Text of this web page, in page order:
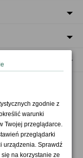
zgodnie z
warunki
Twojej przeglądarce.
przeglądarki
urządzenia. Sprawdź
na korzystanie ze